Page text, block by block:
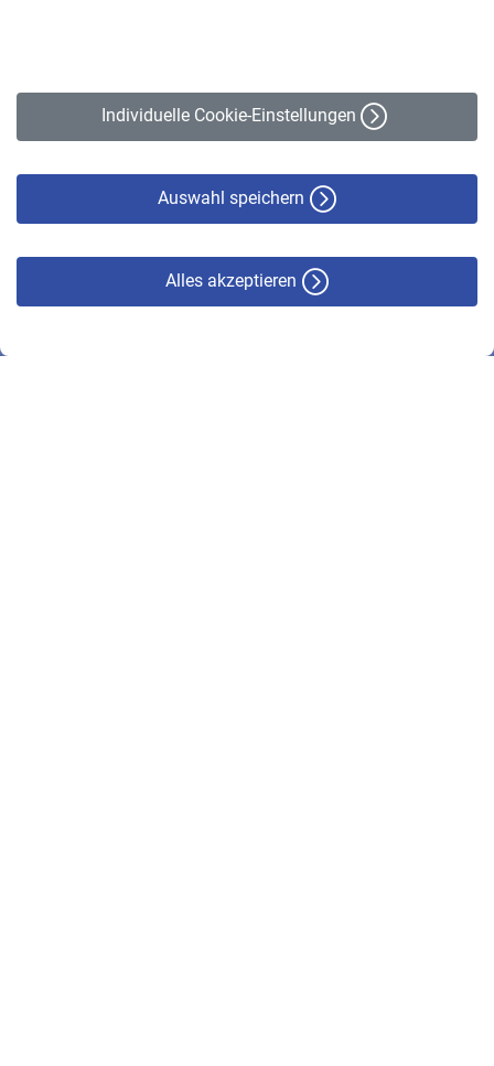
Individuelle Cookie-Einstellungen
Auswahl speichern
Alles akzeptieren
Erklärung zur Barrierefreiheit
© VBL 2026